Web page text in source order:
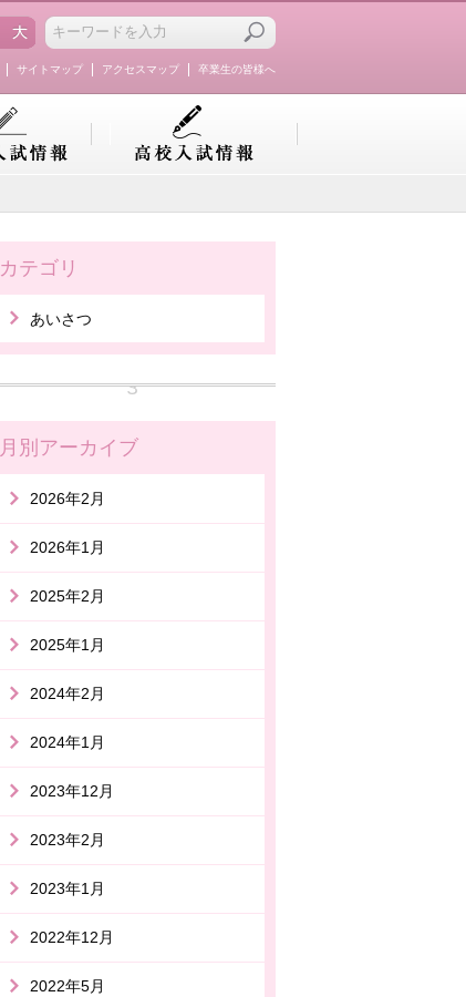
卒業生の皆様へ
アクセスマップ
サイトマップ
カテゴリ
あいさつ
月別アーカイブ
2026年2月
2026年1月
2025年2月
2025年1月
2024年2月
2024年1月
2023年12月
2023年2月
2023年1月
2022年12月
2022年5月